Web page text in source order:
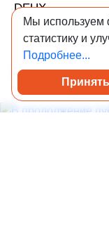
DEUX
Это робот для
жилых объектов.
Роботизация
Мы
статистику и
Подробнее...
Принять